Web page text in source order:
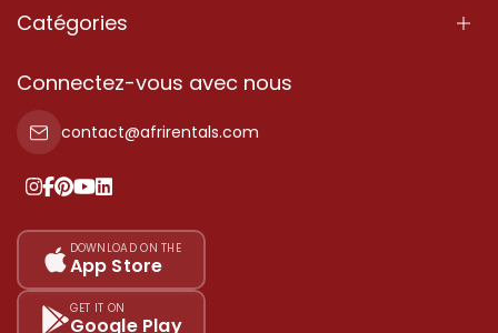
À Propos
Conditions d'Utilisation
Politique de Confidentialité
Nos tarifs
Plan du site
Catégories
Propriété
Propriété à vendre
Propriété à louer
Ajoutez votre témoignage
Connectez-vous avec nous
contact@afrirentals.com
DOWNLOAD ON THE
App Store
GET IT ON
Google Play